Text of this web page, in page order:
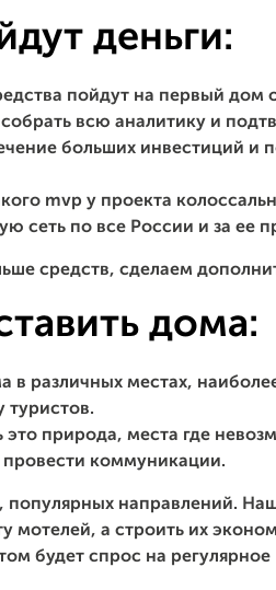
деньги:
пойдут на первый дом
всю аналитику и
больших инвестиций и
mvp у проекта
сеть по все России и за ее
средств, сделаем
дома:
в различных местах,
туристов.
это природа, места где
провести коммуникации.
популярных направлений.
мотелей, а строить их
будет спрос на